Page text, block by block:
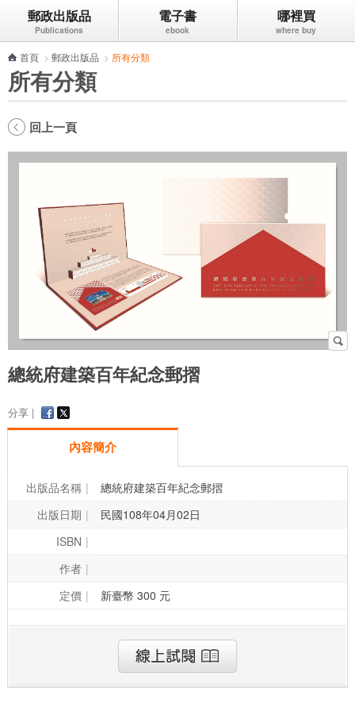
跳到主要內容區塊
郵政出版品 電子書 哪裡買
首頁 > 郵政出版品 > 所有分類
所有分類
回上一頁
總統府建築百年紀念郵摺
分享 |
內容簡介
出版品名稱
總統府建築百年紀念郵摺
出版日期
民國108年04月02日
ISBN
作者
定價
新臺幣 300 元